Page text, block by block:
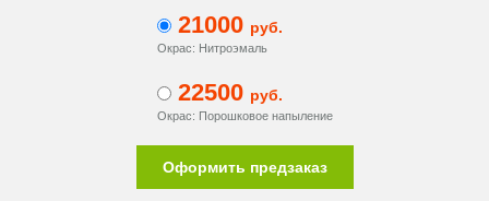
21000 руб.
Окрас: Нитроэмаль
22500 руб.
Окрас: Порошковое напыление
Оформить предзаказ